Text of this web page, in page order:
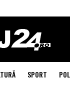
SPORT